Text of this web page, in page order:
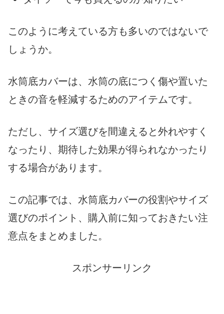
このように考えている方も多いのではないで
しょうか。
水筒底カバーは、水筒の底につく傷や置いた
ときの音を軽減するためのアイテムです。
ただし、サイズ選びを間違えると外れやすく
なったり、期待した効果が得られなかったり
する場合があります。
この記事では、水筒底カバーの役割やサイズ
選びのポイント、購入前に知っておきたい注
意点をまとめました。
スポンサーリンク